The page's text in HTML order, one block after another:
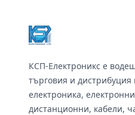
КСП-Електроникс е
търговия и дистрибуция
електроника,
дистанционни, кабели,